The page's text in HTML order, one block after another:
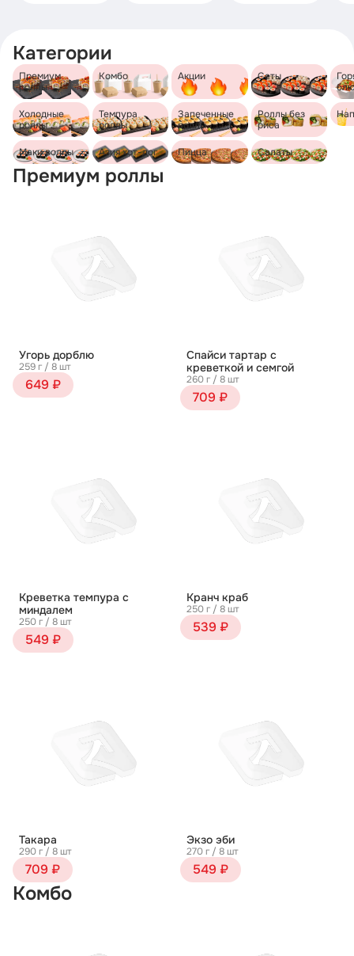
Категории
Премиум
роллы
Комбо Акции Сеты
Холодные
роллы
Темпура
роллы
Запеченные
роллы
Роллы без
риса
Маки роллы Азия хот-дог Пицца Салаты
Премиум роллы
Угорь дорблю
259 г / 8 шт
649 ₽
Спайси тартар с
креветкой и семгой
260 г / 8 шт
709 ₽
Креветка темпура с
миндалем
250 г / 8 шт
549 ₽
Кранч краб
250 г / 8 шт
539 ₽
Такара
290 г / 8 шт
709 ₽
Экзо эби
270 г / 8 шт
549 ₽
Комбо